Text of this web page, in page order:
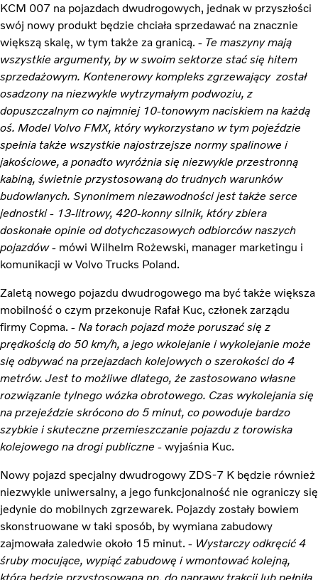
KCM 007 na pojazdach dwudrogowych, jednak w przyszłości
swój nowy produkt będzie chciała sprzedawać na znacznie
większą skalę, w tym także za granicą. - Te maszyny mają
wszystkie argumenty, by w swoim sektorze stać się hitem
sprzedażowym. Kontenerowy kompleks zgrzewający został
osadzony na niezwykle wytrzymałym podwoziu, z
dopuszczalnym co najmniej 10-tonowym naciskiem na każdą
oś. Model Volvo FMX, który wykorzystano w tym pojeździe
spełnia także wszystkie najostrzejsze normy spalinowe i
jakościowe, a ponadto wyróżnia się niezwykle przestronną
kabiną, świetnie przystosowaną do trudnych warunków
budowlanych. Synonimem niezawodności jest także serce
jednostki - 13-litrowy, 420-konny silnik, który zbiera
doskonałe opinie od dotychczasowych odbiorców naszych
pojazdów- mówi Wilhelm Rożewski, manager marketingu i
komunikacji w Volvo Trucks Poland.
Zaletą nowego pojazdu dwudrogowego ma być także większa
mobilność o czym przekonuje Rafał Kuc, członek zarządu
firmy Copma. - Na torach pojazd może poruszać się z
prędkością do 50 km/h, a jego wkolejanie i wykolejanie może
się odbywać na przejazdach kolejowych o szerokości do 4
metrów. Jest to możliwe dlatego, że zastosowano własne
rozwiązanie tylnego wózka obrotowego. Czas wykolejania się
na przejeździe skrócono do 5 minut, co powoduje bardzo
szybkie i skuteczne przemieszczanie pojazdu z torowiska
kolejowego na drogi publiczne - wyjaśnia Kuc.
Nowy pojazd specjalny dwudrogowy ZDS-7 K będzie również
niezwykle uniwersalny, a jego funkcjonalność nie ograniczy się
jedynie do mobilnych zgrzewarek. Pojazdy zostały bowiem
skonstruowane w taki sposób, by wymiana zabudowy
zajmowała zaledwie około 15 minut. - Wystarczy odkręcić 4
śruby mocujące, wypiąć zabudowę i wmontować kolejną,